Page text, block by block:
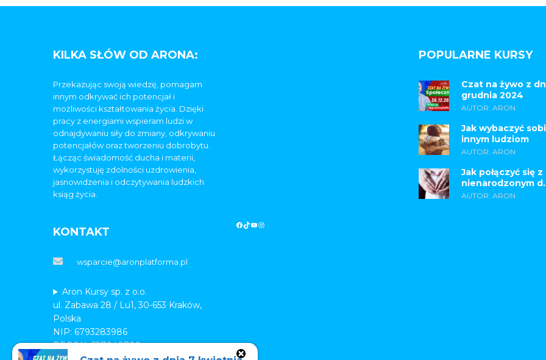
KILKA SŁÓW OD ARONA:
Przekazując swoją wiedzę, pomagam
innym odkrywać ich potencjał i
możliwości kształtowania życia. Dzięki
pracy z energiami wspieram ludzi w
odnajdywaniu siły do zmiany, odkrywaniu
potencjałów oraz tworzeniu dobrobytu.
Łącząc świadomość ducha i materii,
wykorzystuję zdolności uzdrowienia,
jasnowidzenia i odczytywania ludzkich
ksiąg życia.
POPULARNE KURSY
Czat na żywo z
grudnia 2024
AUTOR: ARON
Jak wybaczyć
innym ludziom
AUTOR: ARON
Jak połączyć się z
nienarodzonym
AUTOR: ARON
KONTAKT
wsparcie@aronplatforma.pl
Aron Kursy sp. z o.o.
ul. Zabawa 28 / Lu1, 30-653 Kraków,
Polska
NIP: 6793283986
REGON: 527040709